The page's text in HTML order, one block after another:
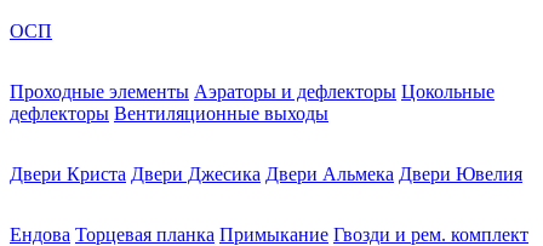
ОСП
Проходные элементы Аэраторы и дефлекторы Цокольные
дефлекторы Вентиляционные выходы
Двери Криста Двери Джесика Двери Альмека Двери Ювелия
Ендова Торцевая планка Примыкание Гвозди и рем. комплект